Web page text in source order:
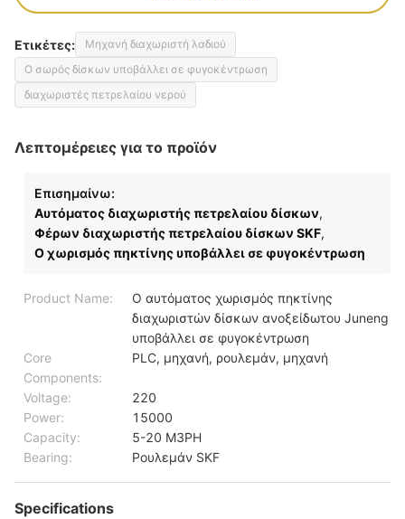
Ετικέτες:
Μηχανή διαχωριστή λαδιού
Ο σωρός δίσκων υποβάλλει σε φυγοκέντρωση
διαχωριστές πετρελαίου νερού
Λεπτομέρειες για το προϊόν
Επισημαίνω:
Αυτόματος διαχωριστής πετρελαίου δίσκων,
Φέρων διαχωριστής πετρελαίου δίσκων SKF,
Ο χωρισμός πηκτίνης υποβάλλει σε φυγοκέντρωση
Product Name:
Ο αυτόματος χωρισμός πηκτίνης
διαχωριστών δίσκων ανοξείδωτου Juneng
υποβάλλει σε φυγοκέντρωση
Core
Components:
PLC, μηχανή, ρουλεμάν, μηχανή
Voltage:
220
Power:
15000
Capacity:
5-20 M3PH
Bearing:
Ρουλεμάν SKF
Specifications